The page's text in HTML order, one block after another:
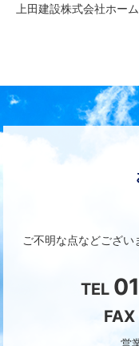
上田建設株式会社ホー
ご不明な点などござい
TEL